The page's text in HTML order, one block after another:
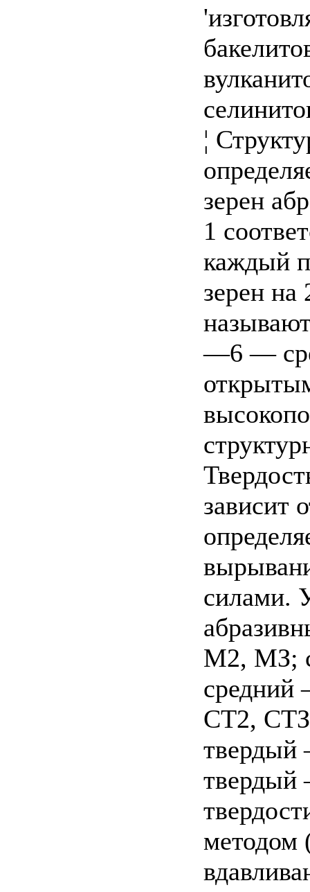
¦
зерен
1
каждый
зерен
—6 —
зависит
силами.
М2, МЗ;
СТ2,